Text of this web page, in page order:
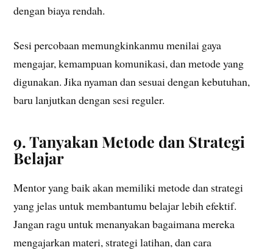
dengan biaya rendah.
Sesi percobaan memungkinkanmu menilai gaya
mengajar, kemampuan komunikasi, dan metode yang
digunakan. Jika nyaman dan sesuai dengan kebutuhan,
baru lanjutkan dengan sesi reguler.
9. Tanyakan Metode dan Strategi
Belajar
Mentor yang baik akan memiliki metode dan strategi
yang jelas untuk membantumu belajar lebih efektif.
Jangan ragu untuk menanyakan bagaimana mereka
mengajarkan materi, strategi latihan, dan cara